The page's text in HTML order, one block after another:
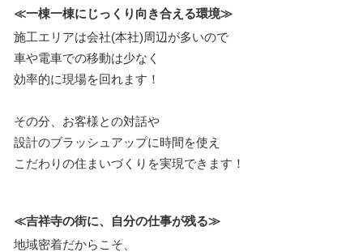
≪一棟一棟にじっくり向き合える環境≫
施工エリアは会社(本社)周辺が多いので
車や電車での移動は少なく
効率的に現場を回れます！
その分、お客様との対話や
設計のブラッシュアップに時間を使え
こだわりの住まいづくりを実現できます！
≪吉祥寺の街に、自分の仕事が残る≫
地域密着だからこそ、